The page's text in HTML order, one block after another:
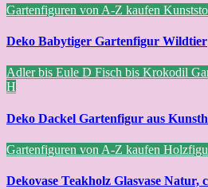
Gartenfiguren von A-Z kaufen
Deko Babytiger Gartenfigur Wildtier
Adler bis Eule D Fisch bis Krokodil
H
Deko Dackel Gartenfigur aus
Gartenfiguren von A-Z kaufen
Dekovase Teakholz Glasvase Natur,